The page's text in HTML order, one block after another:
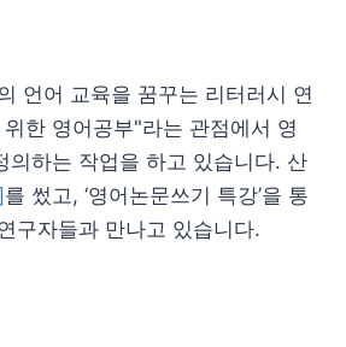
언어 교육을 꿈꾸는 리터러시 연
한 영어공부"라는 관점에서 영
의하는 작업을 하고 있습니다. 산
를 썼고, ‘영어논문쓰기 특강’을 통
구자들과 만나고 있습니다.